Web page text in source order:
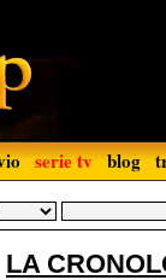
serie tv blog
LA